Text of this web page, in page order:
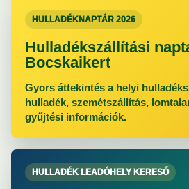
HULLADÉKNAPTÁR 2026
Hulladékszállítási
Bocskaikert
Gyors áttekintés a helyi
hulladék, szemétszállítás,
gyűjtési információk.
HULLADÉK LEADÓHELY KERESŐ